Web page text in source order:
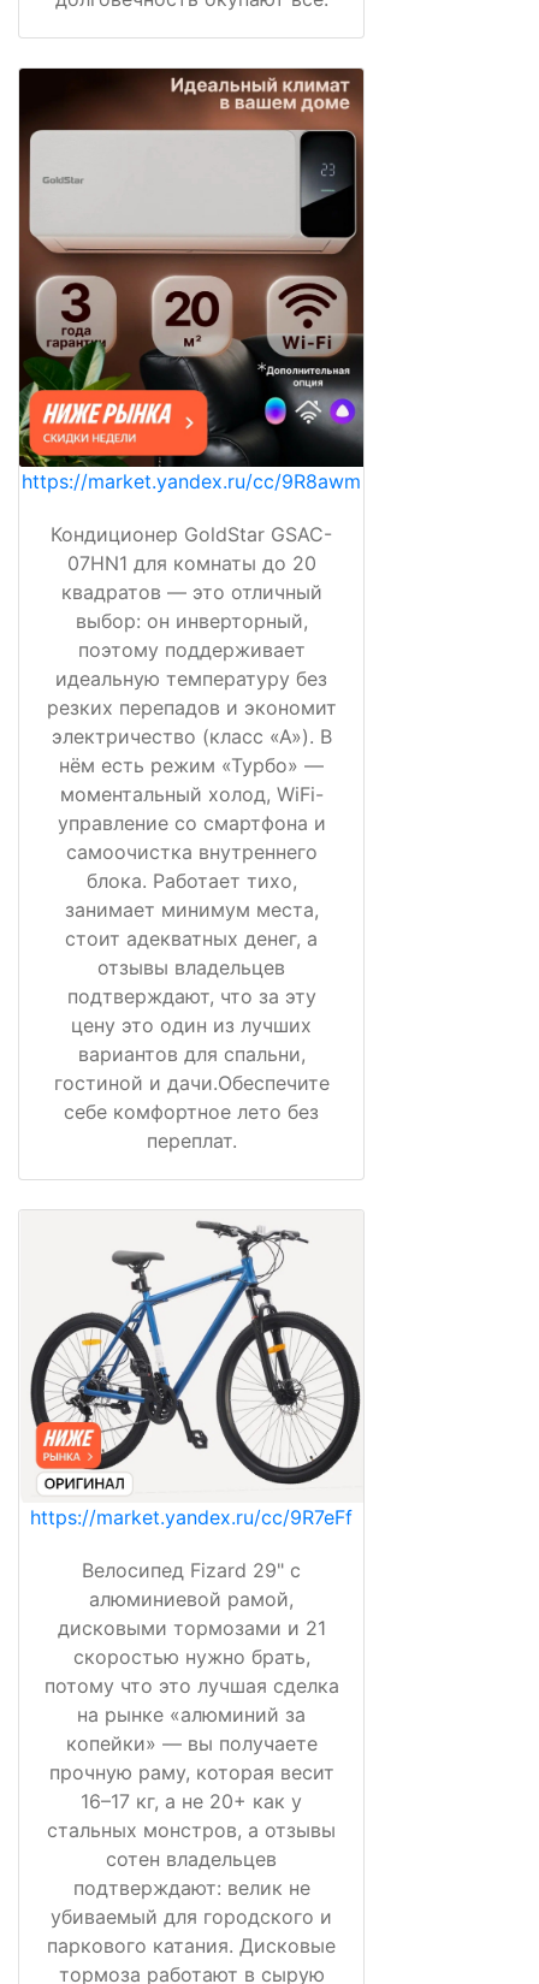
https://market.yandex.ru/cc/9R8awm
Кондиционер GoldStar GSAC-
07HN1 для комнаты до 20
квадратов — это отличный
выбор: он инверторный,
поэтому поддерживает
идеальную температуру без
резких перепадов и экономит
электричество (класс «А»). В
нём есть режим «Турбо» —
моментальный холод, WiFi-
управление со смартфона и
самоочистка внутреннего
блока. Работает тихо,
занимает минимум места,
стоит адекватных денег, а
отзывы владельцев
подтверждают, что за эту
цену это один из лучших
вариантов для спальни,
гостиной и дачи.Обеспечите
себе комфортное лето без
переплат.
https://market.yandex.ru/cc/9R7eFf
Велосипед Fizard 29" с
алюминиевой рамой,
дисковыми тормозами и 21
скоростью нужно брать,
потому что это лучшая сделка
на рынке «алюминий за
копейки» — вы получаете
прочную раму, которая весит
16–17 кг, а не 20+ как у
стальных монстров, а отзывы
сотен владельцев
подтверждают: велик не
убиваемый для городского и
паркового катания. Дисковые
тормоза работают в сырую